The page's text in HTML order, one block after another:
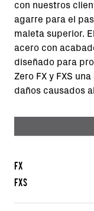
con nuestros
agarre para el
maleta superior.
acero con
diseñado para
Zero FX y FXS
daños causados
FX
FXS